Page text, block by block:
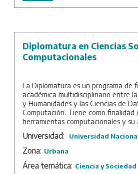
Diplomatura en Ciencias
Computacionales
La Diplomatura es un programa de
académica multidisciplinario entre
y Humanidades y las Ciencias de
Computación. Tiene como finalidad
herramientas computacionales y su
investigación y aplicación en el
clásico de los científicos sociales.
La Diplomatura se divide en dos
generales y módulos de técnicas.
Universidad: Universidad
Zona: Urbana
Área temática: Ciencia y Sociedad